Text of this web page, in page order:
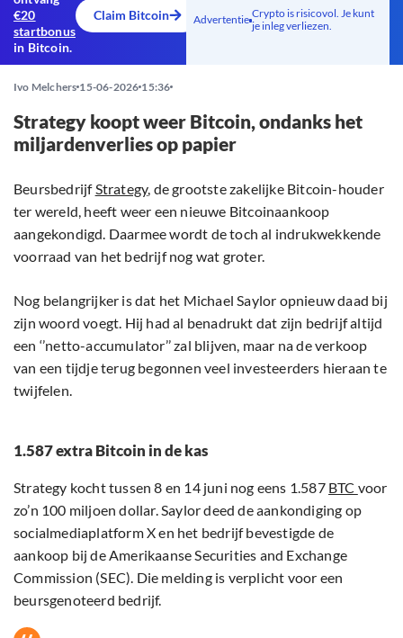
€20
startbonus
in Bitcoin.
Claim Bitcoin Advertentie Crypto is risicovol. Je kunt
je inleg verliezen.
Ivo Melchers 15-06-2026 15:36
Strategy koopt weer Bitcoin, ondanks het
miljardenverlies op papier
BeursbedrijfStrategy, de grootste zakelijke Bitcoin-houder
ter wereld, heeft weer een nieuwe Bitcoinaankoop
aangekondigd. Daarmee wordt de toch al indrukwekkende
voorraad van het bedrijf nog wat groter.
Nog belangrijker is dat het Michael Saylor opnieuw daad bij
zijn woord voegt. Hij had al benadrukt dat zijn bedrijf altijd
een ‘’netto-accumulator’’ zal blijven, maar na de verkoop
van een tijdje terug begonnen veel investeerders hieraan te
twijfelen.
1.587 extra Bitcoin in de kas
Strategy kocht tussen 8 en 14 juni nog eens 1.587 BTC voor
zo’n 100 miljoen dollar. Saylor deed de aankondiging op
socialmediaplatform X en het bedrijf bevestigde de
aankoop bij de Amerikaanse Securities and Exchange
Commission (SEC). Die melding is verplicht voor een
beursgenoteerd bedrijf.